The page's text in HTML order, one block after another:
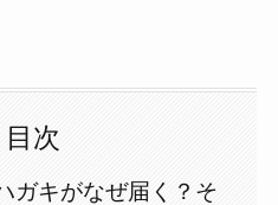
目次
ガキがなぜ届く？そ